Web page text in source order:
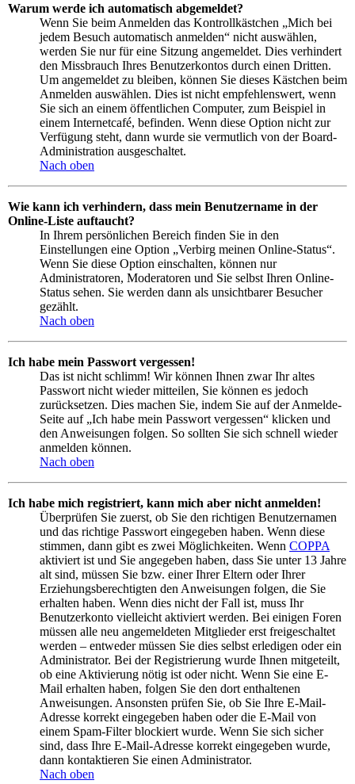
Warum werde ich automatisch abgemeldet?
Wenn Sie beim Anmelden das Kontrollkästchen „Mich bei
jedem Besuch automatisch anmelden“ nicht auswählen,
werden Sie nur für eine Sitzung angemeldet. Dies verhindert
den Missbrauch Ihres Benutzerkontos durch einen Dritten.
Um angemeldet zu bleiben, können Sie dieses Kästchen beim
Anmelden auswählen. Dies ist nicht empfehlenswert, wenn
Sie sich an einem öffentlichen Computer, zum Beispiel in
einem Internetcafé, befinden. Wenn diese Option nicht zur
Verfügung steht, dann wurde sie vermutlich von der Board-
Administration ausgeschaltet.
Nach oben
Wie kann ich verhindern, dass mein Benutzername in der
Online-Liste auftaucht?
In Ihrem persönlichen Bereich finden Sie in den
Einstellungen eine Option „Verbirg meinen Online-Status“.
Wenn Sie diese Option einschalten, können nur
Administratoren, Moderatoren und Sie selbst Ihren Online-
Status sehen. Sie werden dann als unsichtbarer Besucher
gezählt.
Nach oben
Ich habe mein Passwort vergessen!
Das ist nicht schlimm! Wir können Ihnen zwar Ihr altes
Passwort nicht wieder mitteilen, Sie können es jedoch
zurücksetzen. Dies machen Sie, indem Sie auf der Anmelde-
Seite auf „Ich habe mein Passwort vergessen“ klicken und
den Anweisungen folgen. So sollten Sie sich schnell wieder
anmelden können.
Nach oben
Ich habe mich registriert, kann mich aber nicht anmelden!
Überprüfen Sie zuerst, ob Sie den richtigen Benutzernamen
und das richtige Passwort eingegeben haben. Wenn diese
stimmen, dann gibt es zwei Möglichkeiten. Wenn COPPA
aktiviert ist und Sie angegeben haben, dass Sie unter 13 Jahre
alt sind, müssen Sie bzw. einer Ihrer Eltern oder Ihrer
Erziehungsberechtigten den Anweisungen folgen, die Sie
erhalten haben. Wenn dies nicht der Fall ist, muss Ihr
Benutzerkonto vielleicht aktiviert werden. Bei einigen Foren
müssen alle neu angemeldeten Mitglieder erst freigeschaltet
werden – entweder müssen Sie dies selbst erledigen oder ein
Administrator. Bei der Registrierung wurde Ihnen mitgeteilt,
ob eine Aktivierung nötig ist oder nicht. Wenn Sie eine E-
Mail erhalten haben, folgen Sie den dort enthaltenen
Anweisungen. Ansonsten prüfen Sie, ob Sie Ihre E-Mail-
Adresse korrekt eingegeben haben oder die E-Mail von
einem Spam-Filter blockiert wurde. Wenn Sie sich sicher
sind, dass Ihre E-Mail-Adresse korrekt eingegeben wurde,
dann kontaktieren Sie einen Administrator.
Nach oben